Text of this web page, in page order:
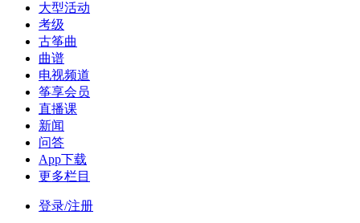
大型活动
考级
古筝曲
曲谱
电视频道
筝享会员
直播课
新闻
问答
App下载
更多栏目
登录/注册